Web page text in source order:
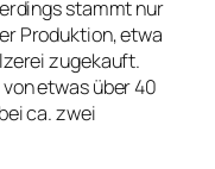
stammt nur
Produktion, etwa
zugekauft.
etwas über 40
ca. zwei